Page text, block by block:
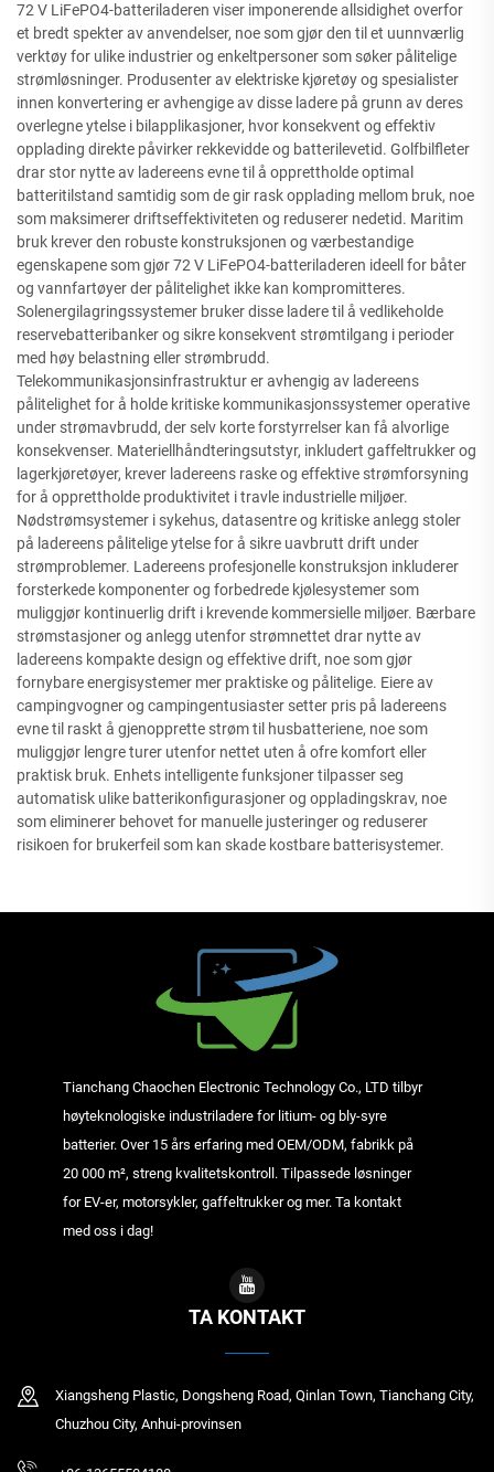
72 V LiFePO4-batteriladeren viser imponerende allsidighet overfor
et bredt spekter av anvendelser, noe som gjør den til et uunnværlig
verktøy for ulike industrier og enkeltpersoner som søker pålitelige
strømløsninger. Produsenter av elektriske kjøretøy og spesialister
innen konvertering er avhengige av disse ladere på grunn av deres
overlegne ytelse i bilapplikasjoner, hvor konsekvent og effektiv
opplading direkte påvirker rekkevidde og batterilevetid. Golfbilfleter
drar stor nytte av ladereens evne til å opprettholde optimal
batteritilstand samtidig som de gir rask opplading mellom bruk, noe
som maksimerer driftseffektiviteten og reduserer nedetid. Maritim
bruk krever den robuste konstruksjonen og værbestandige
egenskapene som gjør 72 V LiFePO4-batteriladeren ideell for båter
og vannfartøyer der pålitelighet ikke kan kompromitteres.
Solenergilagringssystemer bruker disse ladere til å vedlikeholde
reservebatteribanker og sikre konsekvent strømtilgang i perioder
med høy belastning eller strømbrudd.
Telekommunikasjonsinfrastruktur er avhengig av ladereens
pålitelighet for å holde kritiske kommunikasjonssystemer operative
under strømavbrudd, der selv korte forstyrrelser kan få alvorlige
konsekvenser. Materiellhåndteringsutstyr, inkludert gaffeltrukker og
lagerkjøretøyer, krever ladereens raske og effektive strømforsyning
for å opprettholde produktivitet i travle industrielle miljøer.
Nødstrømsystemer i sykehus, datasentre og kritiske anlegg stoler
på ladereens pålitelige ytelse for å sikre uavbrutt drift under
strømproblemer. Ladereens profesjonelle konstruksjon inkluderer
forsterkede komponenter og forbedrede kjølesystemer som
muliggjør kontinuerlig drift i krevende kommersielle miljøer. Bærbare
strømstasjoner og anlegg utenfor strømnettet drar nytte av
ladereens kompakte design og effektive drift, noe som gjør
fornybare energisystemer mer praktiske og pålitelige. Eiere av
campingvogner og campingentusiaster setter pris på ladereens
evne til raskt å gjenopprette strøm til husbatteriene, noe som
muliggjør lengre turer utenfor nettet uten å ofre komfort eller
praktisk bruk. Enhets intelligente funksjoner tilpasser seg
automatisk ulike batterikonfigurasjoner og oppladingskrav, noe
som eliminerer behovet for manuelle justeringer og reduserer
risikoen for brukerfeil som kan skade kostbare batterisystemer.
Tianchang Chaochen Electronic Technology Co., LTD tilbyr
høyteknologiske industriladere for litium- og bly-syre
batterier. Over 15 års erfaring med OEM/ODM, fabrikk på
20 000 m², streng kvalitetskontroll. Tilpassede løsninger
for EV-er, motorsykler, gaffeltrukker og mer. Ta kontakt
med oss i dag!
TA KONTAKT
Xiangsheng Plastic, Dongsheng Road, Qinlan Town, Tianchang City,
Chuzhou City, Anhui-provinsen